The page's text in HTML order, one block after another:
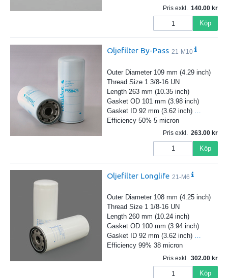
Pris exkl. 140.00
Köp
Oljefilter By-Pass 21-M10
Outer Diameter 109 mm (4.29 inch)
Thread Size 1 3/8-16 UN
Length 263 mm (10.35 inch)
Gasket OD 101 mm (3.98 inch)
Gasket ID 92 mm (3.62 inch)
Efficiency 50% 5 micron
Pris exkl. 263.00
Köp
Oljefilter Longlife 21-M6
Outer Diameter 108 mm (4.25 inch)
Thread Size 1 1/8-16 UN
Length 260 mm (10.24 inch)
Gasket OD 100 mm (3.94 inch)
Gasket ID 92 mm (3.62 inch) …
Efficiency 99% 38 micron
Pris exkl. 302.00
Köp